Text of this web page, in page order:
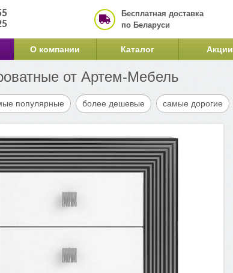
Бесплатная доставка
по Беларуси
О компании Каталог Акции
от Артем-Мебель
популярные более дешевые самые дорогие